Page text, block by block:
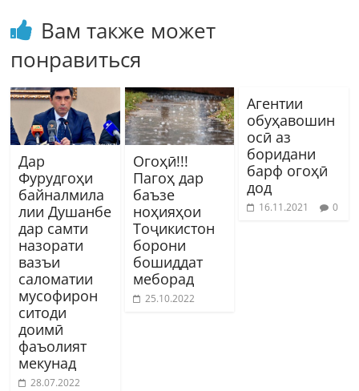
Вам также может
понравиться
Дар
Фурудгоҳи
байналмила
лии Душанбе
дар самти
назорати
вазъи
саломатии
мусофирон
ситоди
доимӣ
фаъолият
мекунад
28.07.2022
Огоҳӣ!!!
Пагоҳ дар
баъзе
ноҳияҳои
Тоҷикистон
борони
бошиддат
меборад
25.10.2022
Агентии
обуҳавошин
осӣ аз
боридани
барф огоҳӣ
дод
16.11.2021 0